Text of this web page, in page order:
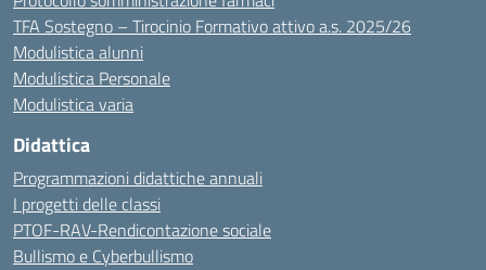
TFA Sostegno – Tirocinio Formativo attivo a.s. 2025/26
Modulistica alunni
Modulistica Personale
Modulistica varia
Didattica
Programmazioni didattiche annuali
I progetti delle classi
PTOF-RAV-Rendicontazione sociale
Bullismo e Cyberbullismo